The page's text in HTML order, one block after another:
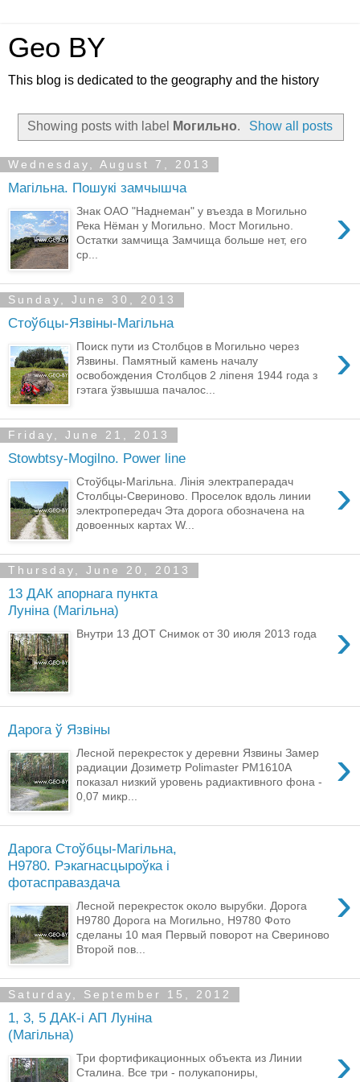
Geo BY
This blog is dedicated to the geography and the history
Showing posts with label Могильно. Show all posts
Wednesday, August 7, 2013
Магільна. Пошукі замчышча
›
Знак ОАО "Наднеман" у въезда в Могильно
Река Нёман у Могильно. Мост Могильно.
Остатки замчища Замчища больше нет, его
ср...
Sunday, June 30, 2013
Стоўбцы-Язвіны-Магільна
›
Поиск пути из Столбцов в Могильно через
Язвины. Памятный камень началу
освобождения Столбцов 2 ліпеня 1944 года з
гэтага ўзвышша пачалос...
Friday, June 21, 2013
Stowbtsy-Mogilno. Power line
›
Стоўбцы-Магільна. Лінія электраперадач
Столбцы-Свериново. Проселок вдоль линии
электропередач Эта дорога обозначена на
довоенных картах W...
Thursday, June 20, 2013
13 ДАК апорнага пункта
Лунiна (Магільна)
›
Внутри 13 ДОТ Снимок от 30 июля 2013 года
Дарога ў Язвіны
›
Лесной перекресток у деревни Язвины Замер
радиации Дозиметр Polimaster PM1610A
показал низкий уровень радиактивного фона -
0,07 микр...
Дарога Стоўбцы-Магільна,
Н9780. Рэкагнасцыроўка і
фотасправаздача
›
Лесной перекресток около вырубки. Дорога
Н9780 Дорога на Могильно, Н9780 Фото
сделаны 10 мая Первый поворот на Свериново
Второй пов...
Saturday, September 15, 2012
1, 3, 5 ДАК-i АП Лунiна
(Магiльна)
›
Три фортификационных объекта из Линии
Сталина. Все три - полукапониры,